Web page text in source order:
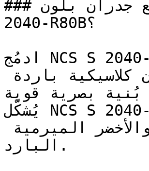
### ما ألوان الأثاث التي تليق مع جدران بلون NCS S
2040-R80B؟
ادمُج NCS S 2040-R80B مع الأبيض الناصع والرمادي
بُنية بصرية قوية.
يُشكّل NCS S 2040-R80B لوحات راقية جداً إلى جانب
البارد.